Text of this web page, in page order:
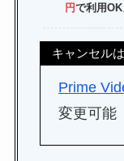
円で利用OK
キャンセル
Prime
変更可能